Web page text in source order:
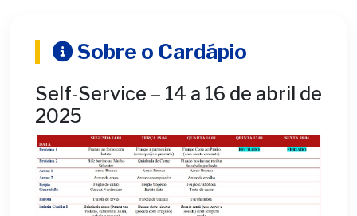
Sobre o Cardápio
Self-Service – 14 a 16 de abril de
2025